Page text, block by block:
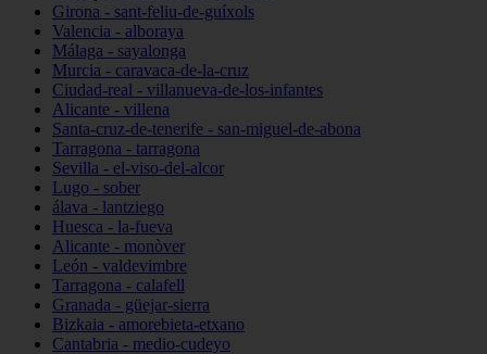
Girona - sant-feliu-de-guíxols
Valencia - alboraya
Málaga - sayalonga
Murcia - caravaca-de-la-cruz
Ciudad-real - villanueva-de-los-infantes
Alicante - villena
Santa-cruz-de-tenerife - san-miguel-de-abona
Tarragona - tarragona
Sevilla - el-viso-del-alcor
Lugo - sober
álava - lantziego
Huesca - la-fueva
Alicante - monòver
León - valdevimbre
Tarragona - calafell
Granada - güejar-sierra
Bizkaia - amorebieta-etxano
Cantabria - medio-cudeyo